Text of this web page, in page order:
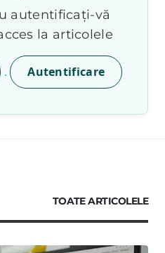
autentificați-vă
la articolele
. Autentificare
TOATE ARTICOLELE